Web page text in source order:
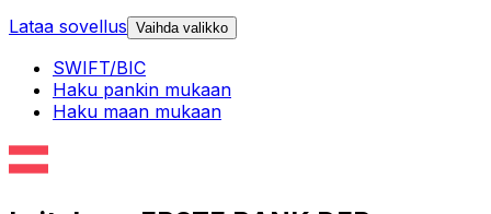
Lataa sovellus Vaihda valikko
SWIFT/BIC
Haku pankin mukaan
Haku maan mukaan